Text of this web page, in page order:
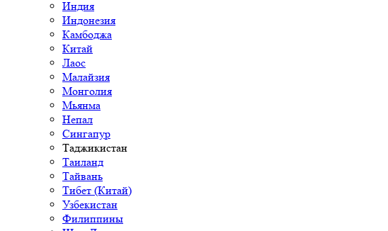
Индия
Индонезия
Камбоджа
Китай
Лаос
Малайзия
Монголия
Мьянма
Непал
Сингапур
Таджикистан
Таиланд
Тайвань
Тибет (Китай)
Узбекистан
Филиппины